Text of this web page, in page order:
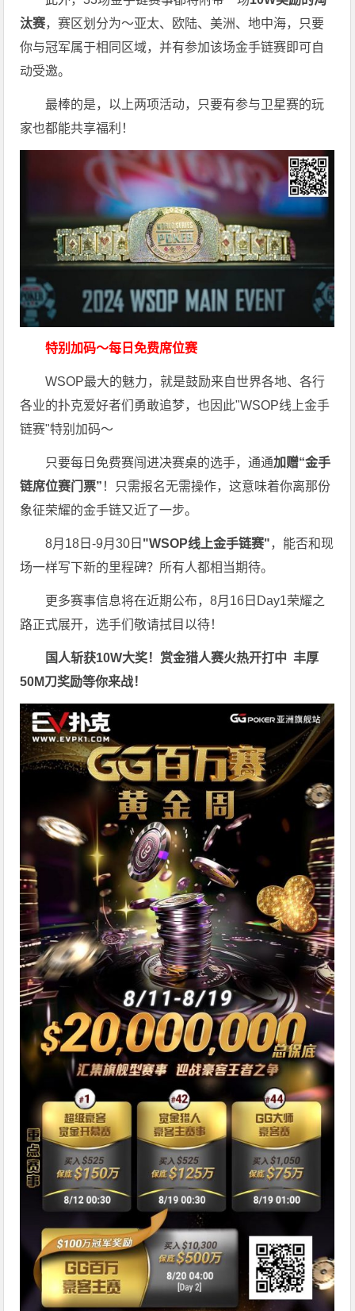
汰赛，赛区划分为～亚太、欧陆、美洲、地中海，只要
你与冠军属于相同区域，并有参加该场金手链赛即可自
动受邀。
最棒的是，以上两项活动，只要有参与卫星赛的玩
家也都能共享福利！
特别加码～每日免费席位赛
WSOP最大的魅力，就是鼓励来自世界各地、各行
各业的扑克爱好者们勇敢追梦，也因此"WSOP线上金手
链赛"特别加码～
只要每日免费赛闯进决赛桌的选手，通通加赠“金手
链席位赛门票” ！只需报名无需操作，这意味着你离那份
象征荣耀的金手链又近了一步。
8月18日-9月30日 "WSOP线上金手链赛"，能否和现
场一样写下新的里程碑？所有人都相当期待。
更多赛事信息将在近期公布，8月16日Day1荣耀之
路正式展开，选手们敬请拭目以待！
国人斩获10W大奖！ 赏金猎人赛火热开打中 丰厚
50M刀奖励等你来战！